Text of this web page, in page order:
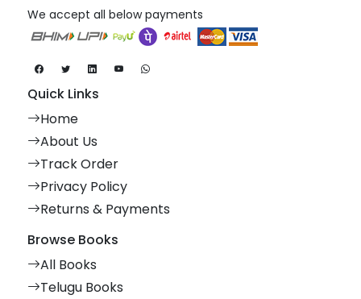
We accept all below payments
Quick Links
Home
About Us
Track Order
Privacy Policy
Returns & Payments
Browse Books
All Books
Telugu Books